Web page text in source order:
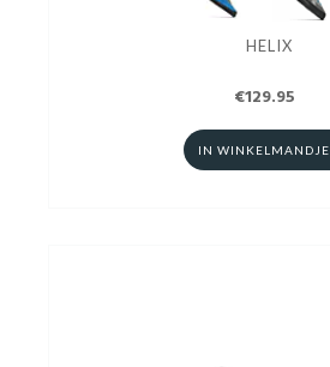
HELIX
€129.95
IN WINKELMANDJE